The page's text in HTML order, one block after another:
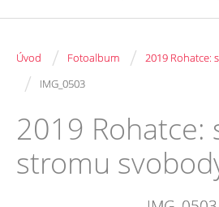
Úvod / Fotoalbum / 2019 Rohatce:
/ IMG_0503
2019 Rohatce:
stromu